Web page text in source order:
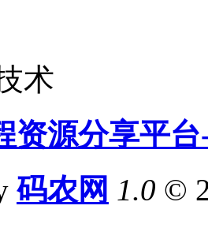
术
资源分享平
码农网 1.0 ©